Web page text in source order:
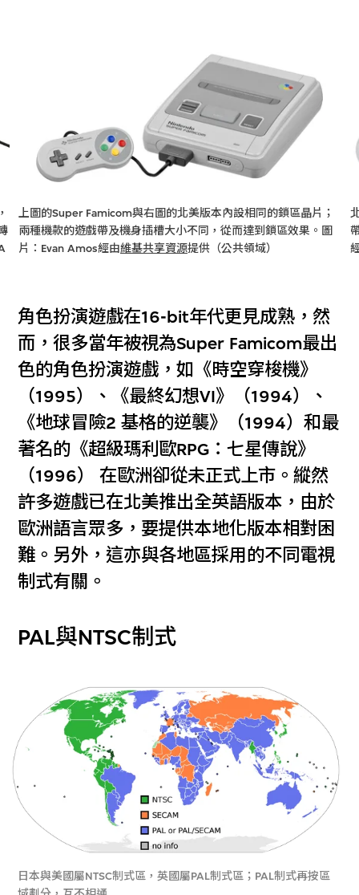
上圖的Super Famicom與右圖的北美版本內設相同的鎖區晶片；
兩種機款的遊戲帶及機身插槽大小不同，從而達到鎖區效果。圖
片：Evan Amos經由維基共享資源提供（公共領域）
角色扮演遊戲在16-bit年代更見成熟，然
而，很多當年被視為Super Famicom最出
色的角色扮演遊戲，如《時空穿梭機》
（1995）、《最終幻想VI》（1994）、
《地球冒險2 基格的逆襲》（1994）和最
著名的《超級瑪利歐RPG：七星傳說》
（1996） 在歐洲卻從未正式上市。縱然
許多遊戲已在北美推出全英語版本，由於
歐洲語言眾多，要提供本地化版本相對困
難。另外，這亦與各地區採用的不同電視
制式有關。
PAL與NTSC制式
日本與美國屬NTSC制式區，英國屬PAL制式區；PAL制式再按區